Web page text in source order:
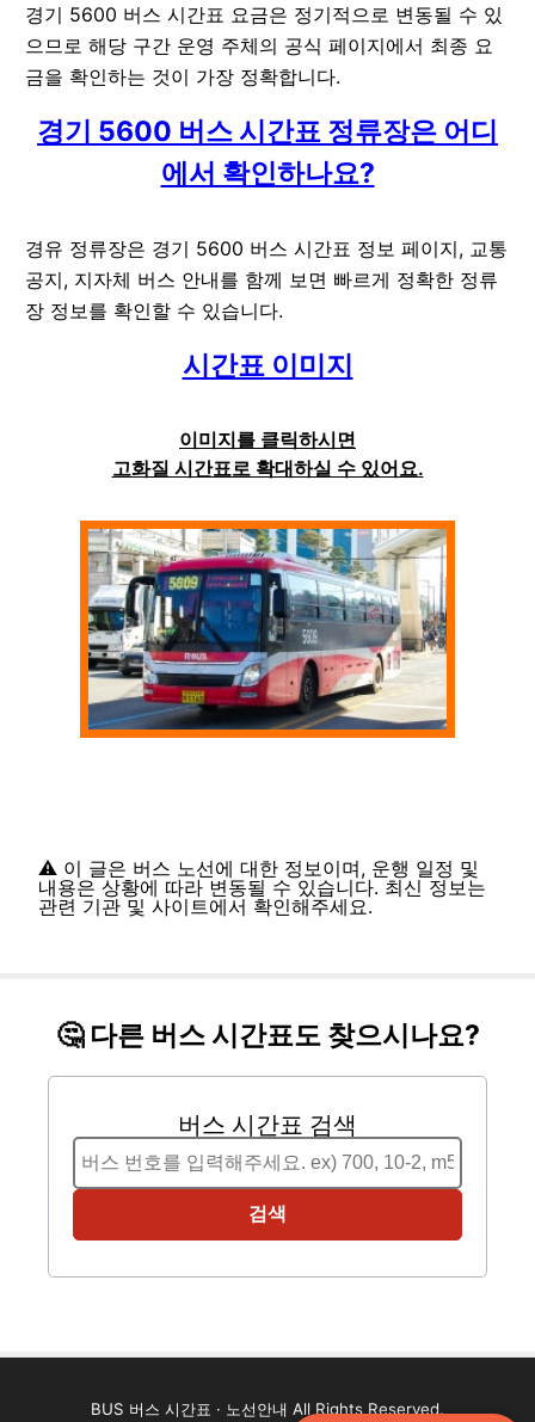
경기 5600 버스 시간표 요금은 정기적으로 변동될 수 있
으므로 해당 구간 운영 주체의 공식 페이지에서 최종 요
금을 확인하는 것이 가장 정확합니다.
경기 5600 버스 시간표 정류장은 어디
에서 확인하나요?
경유 정류장은 경기 5600 버스 시간표 정보 페이지, 교통
공지, 지자체 버스 안내를 함께 보면 빠르게 정확한 정류
장 정보를 확인할 수 있습니다.
시간표 이미지
이미지를 클릭하시면
고화질 시간표로 확대하실 수 있어요.
⚠️ 이 글은 버스 노선에 대한 정보이며, 운행 일정 및
내용은 상황에 따라 변동될 수 있습니다. 최신 정보는
관련 기관 및 사이트에서 확인해주세요.
🤔 다른 버스 시간표도 찾으시나요?
버스 시간표 검색
검색
BUS 버스 시간표 · 노선안내 All Rights Reserved.